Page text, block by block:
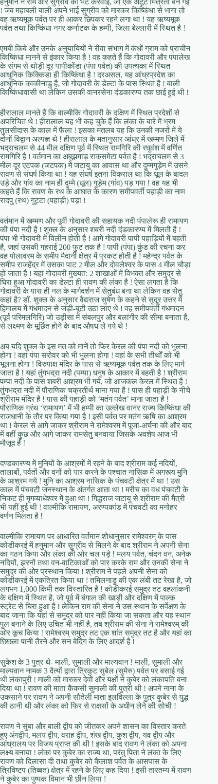
हनुमान ने राम और सुग्रीव की भेंट करवाई, जो एक अटूट मित्रता बन गई
! जब महाबली बाली अपने भाई सुग्रीव को मारकर किष्किंधा से भागा तो
वह ऋष्यमूक पर्वत पर ही आकर छिपकर रहने लगा था ! यह ऋष्यमूक
पर्वत तथा किष्किंधा नगर कर्नाटक के हम्पी, जिला बेल्लारी में स्थित है !
एमबी किबे और उनके अनुयायियों ने रीवा संभाग में कंधों ग्राम को प्राचीन
किष्किंधा मानने से इंकार किया है ! वह कहते हैं कि गोदावरी और पंपालेख
के संगम से थोड़ी दूर पापीकोंडा (पंपा पर्वत) की उपत्यका में स्थित
आधुनिक किक्किडा ही किष्किंधा है ! दरअसल, यह आंध्रप्रदेश का
आधुनिक काकीनाडु है, जो गोदावरी के डेल्टा के पास स्थित है ! बाली
किष्किंधावासी था लेकिन उसकी वानरसेना दंडकारण्य तक छाई हुई थी !
हीरालाल मानते हैं कि वाल्मीकि गोदावरी के दक्षिण में स्थित प्रदेशों से
अपरिचित थे ! हीरालाल यह भी कह चुके हैं कि लंका के बारे में भ्रम
तुलसीदास के काल में फैला ! इसका मतलब यह कि उनकी नजरों में ये
दोनों विद्वान अल्पज्ञ थे ! हीरालाल के मतानुसार आंध्र में खम्मण जिले में
भद्राचलम से 44 मील दक्षिण पूर्व में स्थित रामगिरि की रघुवंश में वर्णित
रामगिरि है ! वर्तमान का अबूझमाड़ राकसमेटा पर्वत है ! भद्राचलम से 3
मील दूर एटपक (जटपक) में जटायु का आवास था और दुम्मगुड़ेम में उसने
रावण से संघर्ष किया था ! यह संघर्ष इतना विकराल था कि धूल के बादल
उड़े और गांव का नाम ही दुम्मे (धूल) गुड़ेम (गांव) पड़ गया ! वह यह भी
कहते हैं कि रावण के रथ के आघात के कारण समीपवर्ती पहाड़ी का नाम
रादपु (रथ) गुट्टा (पहाड़ी) पड़ा !
वर्तमान में खम्मण और पूर्वी गोदावरी की सहायक नदी पंपालेरू ही रामायण
की पंपा नदी है ! शुक्ल के अनुसार शबरी नदी दंडकारण्य में मिलती है !
पंपा भी गोदावरी में विलीन होती है ! आगे गोदावरी पापी पहाड़ियों में बहती
है, जहां उसकी गहराई 200 फुट तक है ! पापी (पंपा) कुंड की रचना कर
वह पोलावरम के समीप मैदानी क्षेत्र में प्रकट होती है ! महेन्द्र पर्वत के
समीप राजहेंद्र में उसका पाट 2 मील और दोवलेश्वर के पास 4 मील चौड़ा
हो जाता है ! यहां गोदावरी मुख्यत: 2 शाखाओं में विभक्त और समुद्र से
घिरा हुआ गोदावरी का डेल्टा ही रावण की लंका है ! ऐसा लगता है कि
गोदावरी के पास ही नल के मार्गदर्शन में सेतुबंध बना था लेकिन वह सेतु
कहां है? डॉ. शुक्ल के अनुसार वैद्यराज सुषेण के कहने से सुदूर उत्तर में
हिमालय में गंधमादन से जड़ी-बूटी उठा लाए थे ! वह समीपवर्ती गंधमादन
(पूर्व परिमलगिरि) जो उड़ीसा में संबलपुर और बलां‍गीर की सीमा बनाता है,
से लक्ष्मण के मूर्छित होने के बाद औषध ले गये थे !
अब यदि शुक्ल के इस मत को मानें तो फिर केरल की पंपा नदी को भुलना
होगा ! वहां पंपा सरोवर को भी भुलना होगा ! वहां के सभी तीर्थों को भी
भूलना होगा ! विरुपाक्ष मंदिर के पास से ऋष्यमूक पर्वत तक के लिए मार्ग
जाता है ! यहां तुंगभद्रा नदी (पम्पा) धनुष के आकार में बहती है ! श्रीराम
पम्पा नदी के पास शबरी आश्रम भी गये, जो आजकल केरल में स्थित है !
तुंगभद्रा नदी में पौराणिक चक्रतीर्थ माना गया है ! पास ही पहाड़ी के नीचे
श्रीराम मंदिर है ! पास की पहाड़ी को ‘मतंग पर्वत’ माना जाता है !
पौराणिक ग्रंथ ‘रामायण’ में भी हम्पी का उल्लेख वानर राज्य किष्किंधा की
राजधानी के तौर पर किया गया है ! इसी पर्वत पर मतंग ऋषि का आश्रम
था ! केरल से आगे जाकर श्रीराम ने रामेश्वरम में पूजा-अर्चना की और बाद
में वहीं कुछ और आगे जाकर रामसेतु बनवाया जिसके अवशेष आज भी
मौजूद हैं !
दण्डकारण्य में मुनियों के आश्रमों में रहने के बाद श्रीराम कई नदियों,
तालाबों, पर्वतों और वनों को पार करने के पश्चात नासिक में अगस्त्य मुनि
के आश्रम गये ! मुनि का आश्रम नासिक के पंचवटी क्षेत्र में था ! उस
काल में पंचवटी जनस्थान के अंतर्गत आता था ! मरीच का वध पंचवटी के
निकट ही मृगव्याधेश्वर में हुआ था ! गिद्धराज जटायु से श्रीराम की मैत्री
भी यहीं हुई थी ! वाल्मीकि रामायण, अरण्यकांड में पंचवटी का मनोहर
वर्णन मिलता है !
वाल्मीकि रामायण पर आधारित वर्तमान शोधानुसार रामेश्वरम् के पास
कोडीकरई में हनुमान और सुग्रीव से मिलने के बाद श्रीराम ने अपनी सेना
का गठन किया और लंका की ओर चल पड़े ! मलय पर्वत, चंदन वन, अनेक
नदियों, झरनों तथा वन-वाटिकाओं को पार करके राम और उनकी सेना ने
समुद्र की ओर प्रस्थान किया ! श्रीराम ने पहले अपनी सेना को
कोडीकरई में एकत्रित किया था ! तमिलनाडु की एक लंबी तट रेखा है, जो
लगभग 1,000 किमी तक विस्‍तारित है ! कोडीकरई समुद्र तट वहलांकनी
के दक्षिण में स्थित है, जो पूर्व में बंगाल की खाड़ी और दक्षिण में पाल्‍क
स्‍ट्रेट से घिरा हुआ है ! लेकिन राम की सेना ने उस स्थान के सर्वेक्षण के
बाद जाना कि यहां से समुद्र को पार नहीं किया जा सकता और यह स्थान
पुल बनाने के लिए उचित भी नहीं है, तब श्रीराम की सेना ने रामेश्वरम् की
ओर कूच किया ! रामेश्‍वरम् समुद्र तट एक शांत समुद्र तट है और यहां का
छिछला पानी तैरने और सन बेदिंग के लिए आदर्श है !
सुकेश के 3 पुत्र थे- माली, सुमाली और माल्यवान ! माली, सुमाली और
माल्यवान नामक 3 दैत्यों द्वारा त्रिकुट सुबेल (सुमेरु) पर्वत पर बसाई गई
थी लंकापुरी ! माली को मारकर देवों और यक्षों ने कुबेर को लंकापति बना
दिया था ! रावण की माता कैकसी सुमाली की पुत्री थी ! अपने नाना के
उकसाने पर रावण ने अपनी सौतेली माता इलविल्ला के पुत्र कुबेर से युद्ध
की ठानी थी और लंका को फिर से राक्षसों के अधीन लेने की सोची !
रावण ने सुंबा और बाली द्वीप को जीतकर अपने शासन का विस्तार करते
हुए अंगद्वीप, मलय द्वीप, वराह द्वीप, शंख द्वीप, कुश द्वीप, यव द्वीप और
आंध्रालय पर विजय प्राप्त की थी ! इसके बाद रावण ने लंका को अपना
लक्ष्य बनाया ! लंका पर कुबेर का राज्य था, परंतु पिता ने लंका के लिए
रावण को दिलासा दी तथा कुबेर को कैलाश पर्वत के आसपास के
त्रिविष्टप (तिब्बत) क्षेत्र में रहने के लिए कह दिया ! इसी तारतम्य में रावण
ने कुबेर का पुष्पक विमान भी छीन लिया !